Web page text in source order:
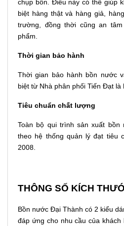
chụp bồn. Điều này có thể giúp
biệt hàng thật và hàng giả,
trường, đồng thời cũng an
phẩm.
Thời gian bảo hành
Thời gian bảo hành bồn nước
biệt từ Nhà phân phối Tiến Đạt là
Tiêu chuẩn chất lượng
Toàn bộ qui trình sản xuất
theo hệ thống quản lý đạt tiêu
2008.
THÔNG SỐ KÍCH
Bồn nước Đại Thành có 2 kiểu
đáp ứng cho nhu cầu của